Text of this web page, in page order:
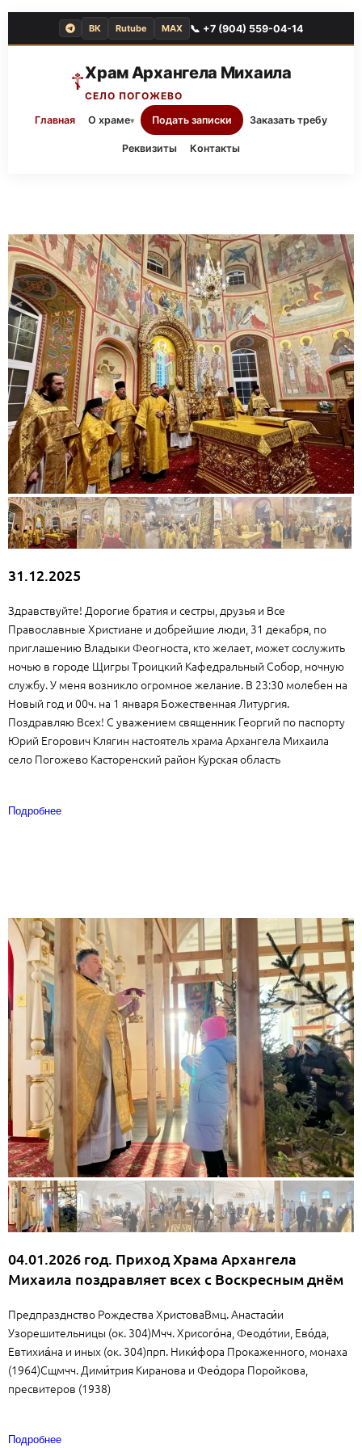
ВК Rutube MAX 📞 +7 (904) 559-04-14
☦Храм Архангела Михаила
СЕЛО ПОГОЖЕВО
Главная
О храме▾ Подать записки Заказать требу
Реквизиты Контакты
31.12.2025
Здравствуйте! Дорогие братия и сестры, друзья и Все
Православные Христиане и добрейшие люди, 31 декабря, по
приглашению Владыки Феогноста, кто желает, может сослужить
ночью в городе Щигры Троицкий Кафедральный Собор, ночную
службу. У меня возникло огромное желание. В 23:30 молебен на
Новый год и 00ч. на 1 января Божественная Литургия.
Поздравляю Всех! С уважением священник Георгий по паспорту
Юрий Егорович Клягин настоятель храма Архангела Михаила
село Погожево Касторенский район Курская область
Подробнее
04.01.2026 год. Приход Храма Архангела
Михаила поздравляет всех с Воскресным днём
Предпразднство Рождества ХристоваВмц. Анастаси́и
Узорешительницы (ок. 304)Мчч. Хрисого́на, Феодо́тии, Ево́да,
Евтихиа́на и иных (ок. 304)прп. Ники́фора Прокаженного, монаха
(1964)Сщмчч. Дими́трия Киранова и Фео́дора Поройкова,
пресвитеров (1938)
Подробнее